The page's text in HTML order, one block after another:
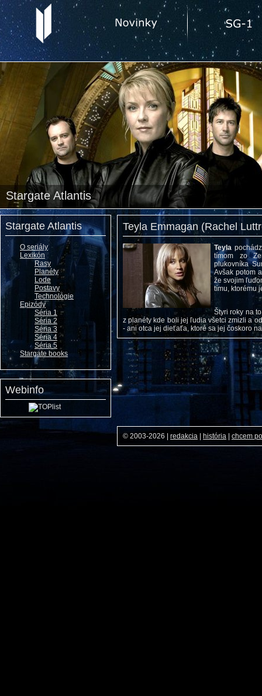
Stargate Atlantis
Stargate Atlantis
O seriály
Lexikón
Rasy
Planéty
Lode
Postavy
Technológie
Epizódy
Séria 1
Séria 2
Séria 3
Séria 4
Séria 5
Stargate books
Webinfo
Teyla Emmagan (Rachel
Teyla
tímom zo
plukovníka
Avšak potom
že svojim
tímu, ktorému
Štyri roky na
z planéty kde boli jej ľudia všetci zmizli a
- ani otca jej dieťaťa, ktoré sa jej čoskoro
© 2003-2026 redakcia história chcem